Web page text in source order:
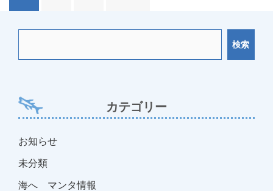
ビ
ョ
ン
検索
カテゴリー
お知らせ
未分類
海へ マンタ情報